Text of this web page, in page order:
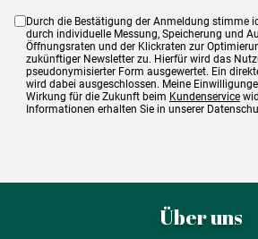
Durch die Bestätigung der Anmeldung stimme
durch individuelle Messung, Speicherung und
Öffnungsraten und der Klickraten zur
zukünftiger Newsletter zu. Hierfür wird das
pseudonymisierter Form ausgewertet. Ein
wird dabei ausgeschlossen. Meine
Wirkung für die Zukunft beim Kundenservice
Informationen erhalten Sie in unserer
Über uns